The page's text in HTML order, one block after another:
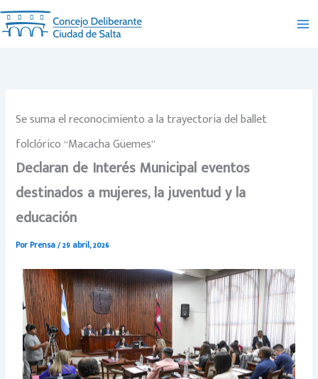
Ir
al
contenido
Se suma el reconocimiento a la trayectoria del ballet
folclórico “Macacha Güemes”
Declaran de Interés Municipal eventos
destinados a mujeres, la juventud y la
educación
PorPrensa/29 abril, 2026